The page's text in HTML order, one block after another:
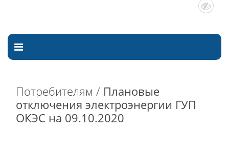
Потребителям / Плановые
отключения электроэнергии ГУП
ОКЭС на 09.10.2020